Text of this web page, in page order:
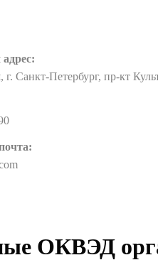
г. Санкт-Петербург, пр-кт
ОКВЭД